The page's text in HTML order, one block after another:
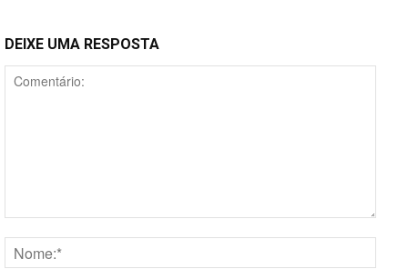
DEIXE UMA RESPOSTA